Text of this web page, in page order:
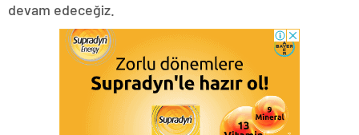
devam edeceğiz.